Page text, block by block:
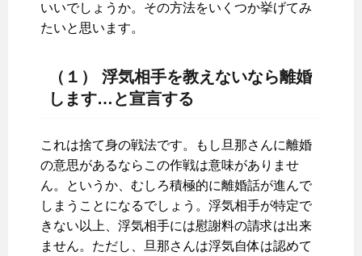
いいでしょうか。その方法をいくつか挙げてみ
たいと思います。
（１） 浮気相手を教えないなら離婚
します…と宣言する
これは捨て身の戦法です。もし旦那さんに離婚
の意思があるならこの作戦は意味がありませ
ん。というか、むしろ積極的に離婚話が進んで
しまうことになるでしょう。浮気相手が特定で
きない以上、浮気相手には慰謝料の請求は出来
ません。ただし、旦那さんは浮気自体は認めて